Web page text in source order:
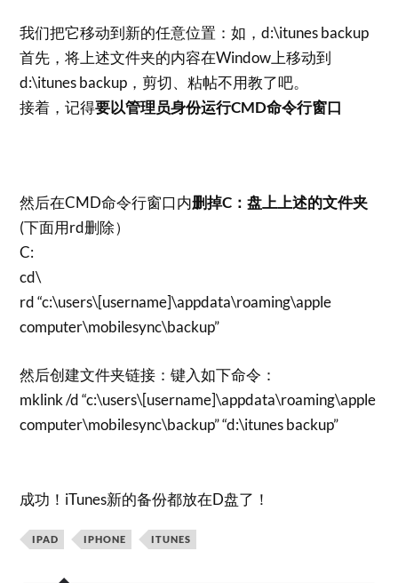
我们把它移动到新的任意位置：如，d:\itunes backup
首先，将上述文件夹的内容在Window上移动到
d:\itunes backup，剪切、粘帖不用教了吧。
接着，记得要以管理员身份运行CMD命令行窗口
然后在CMD命令行窗口内删掉C：盘上上述的文件夹
(下面用rd删除）
C:
cd\
rd “c:\users\[username]\appdata\roaming\apple
computer\mobilesync\backup”
然后创建文件夹链接：键入如下命令：
mklink /d “c:\users\[username]\appdata\roaming\apple
computer\mobilesync\backup” “d:\itunes backup”
成功！iTunes新的备份都放在D盘了！
IPAD IPHONE ITUNES